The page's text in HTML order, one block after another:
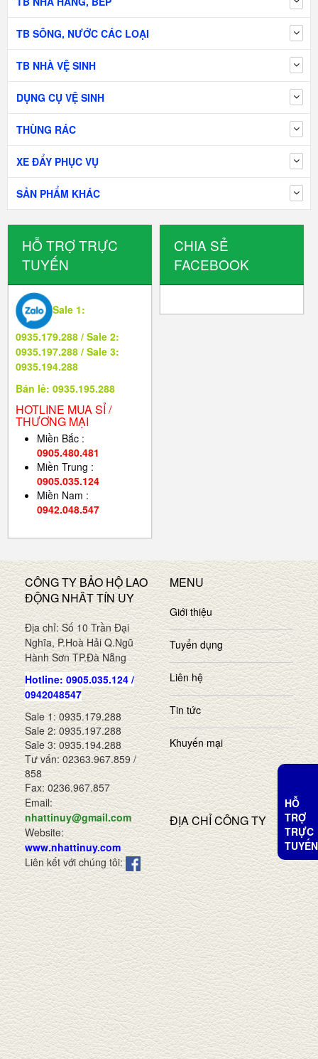
TB SÔNG, NƯỚC CÁC LOẠI
TB NHÀ VỆ SINH
DỤNG CỤ VỆ SINH
THÙNG RÁC
XE ĐẨY PHỤC VỤ
SẢN PHẨM KHÁC
HỖ TRỢ TRỰC
TUYẾN
Sale 1:
0935.179.288 / Sale 2:
0935.197.288 / Sale 3:
0935.194.288
Bán lẻ: 0935.195.288
HOTLINE MUA SỈ /
THƯƠNG MẠI
Miền Bắc :
0905.480.481
Miền Trung :
0905.035.124
Miền Nam :
0942.048.547
CHIA SẺ
FACEBOOK
CÔNG TY BẢO HỘ LAO
ĐỘNG NHÂT TÍN UY
Địa chỉ: Số 10 Trần Đại
Nghĩa, P.Hoà Hải Q.Ngũ
Hành Sơn TP.Đà Nẵng
Hotline: 0905.035.124 /
0942048547
Sale 1: 0935.179.288
Sale 2: 0935.197.288
Sale 3: 0935.194.288
Tư vấn: 02363.967.859 /
858
Fax: 0236.967.857
Email:
nhattinuy@gmail.com
Website:
www.nhattinuy.com
Liên kết với chúng tôi:
MENU
Giới thiệu
Tuyển dụng
Liên hệ
Tin tức
Khuyến mại
ĐỊA CHỈ CÔNG TY
HỖ
TRỢ
TRỰC
TUYẾN